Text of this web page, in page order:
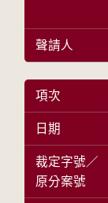
聲請人
項次
日期
裁定字號／
原分案號